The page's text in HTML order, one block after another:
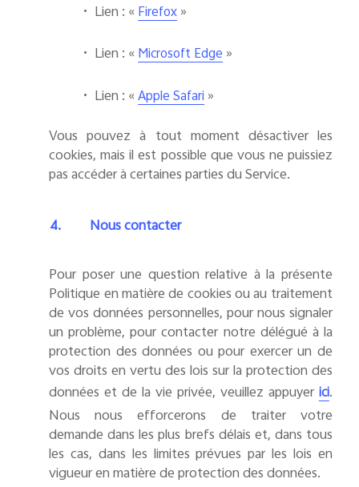
• Lien : « Firefox»
• Lien : « Microsoft Edge »
• Lien : «Apple Safari »
Vous pouvez à tout moment désactiver les
cookies, mais il est possible que vous ne puissiez
pas accéder à certaines parties du Service.
4. Nous contacter
Pour poser une question relative à la présente
Politique en matière de cookies ou au traitement
de vos données personnelles, pour nous signaler
un problème, pour contacter notre délégué à la
protection des données ou pour exercer un de
vos droits en vertu des lois sur la protection des
données et de la vie privée, veuillez appuyer ici.
Nous nous efforcerons de traiter votre
demande dans les plus brefs délais et, dans tous
les cas, dans les limites prévues par les lois en
vigueur en matière de protection des données.